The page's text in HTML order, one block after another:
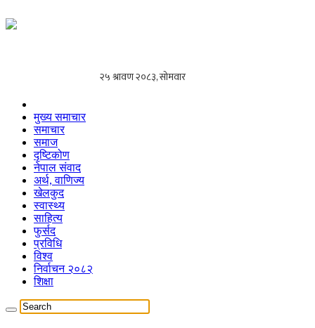
मुख्य समाचार
समाचार
समाज
दृष्टिकोण
नेपाल संवाद
अर्थ, वाणिज्य
खेलकुद
स्वास्थ्य
साहित्य
फुर्सद
प्रविधि
विश्व
निर्वाचन २०८२
शिक्षा